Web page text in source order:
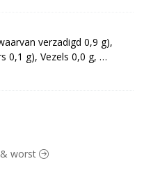
E330]]], water 16%,
water, zout, gist,
verzadigd 0,9 g),
0,1 g), Vezels 0,0 g,
worst